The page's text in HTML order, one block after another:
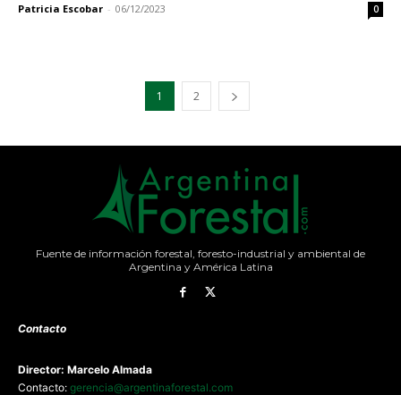
Patricia Escobar - 06/12/2023 0
1 2
Fuente de información forestal, foresto-industrial y ambiental de
Argentina y América Latina
Contacto
Director: Marcelo Almada
Contacto: gerencia@argentinaforestal.com